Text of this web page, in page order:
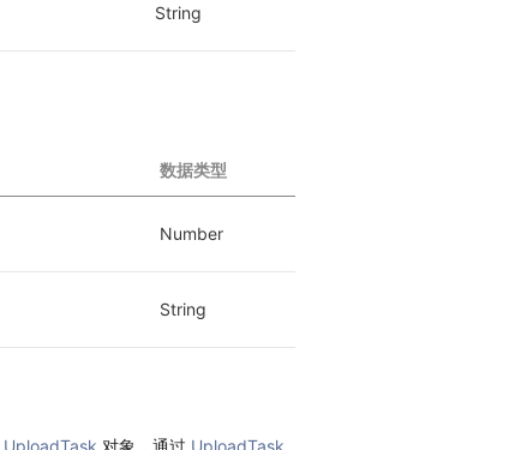
String
数据类型
Number
String
UploadTask 对象，通过 UploadTask